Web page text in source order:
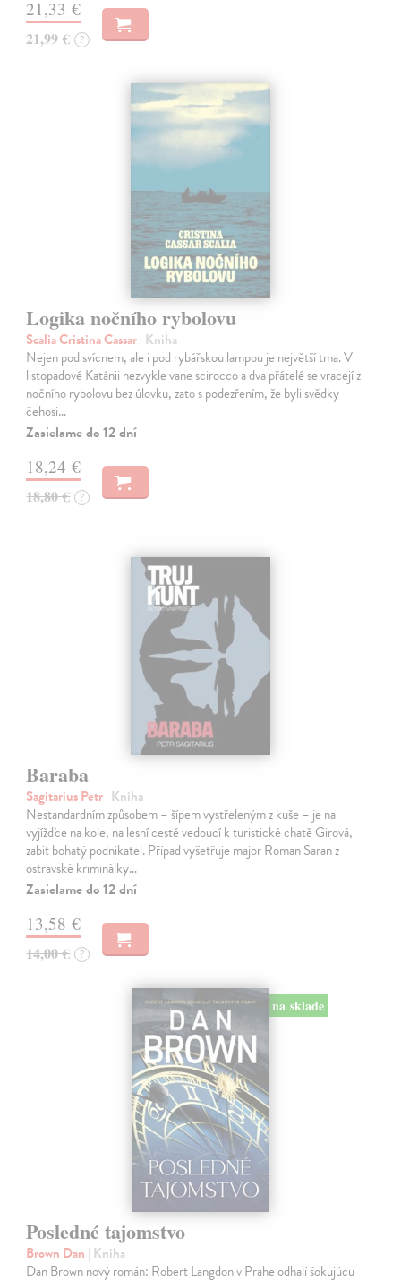
21,33 €
21,99 € ?
Logika nočního rybolovu
Scalia Cristina Cassar| Kniha
Nejen pod svícnem, ale i pod rybářskou lampou je největší tma. V
listopadové Katánii nezvykle vane scirocco a dva přátelé se vracejí z
nočního rybolovu bez úlovku, zato s podezřením, že byli svědky
čehosi…
Zasielame do 12 dní
18,24 €
18,80 € ?
Baraba
Sagitarius Petr| Kniha
Nestandardním způsobem – šípem vystřeleným z kuše – je na
vyjížďce na kole, na lesní cestě vedoucí k turistické chatě Girová,
zabit bohatý podnikatel. Případ vyšetřuje major Roman Saran z
ostravské kriminálky…
Zasielame do 12 dní
13,58 €
14,00 € ?
na sklade
Posledné tajomstvo
Brown Dan | Kniha
Dan Brown nový román: Robert Langdon v Prahe odhalí šokujúcu